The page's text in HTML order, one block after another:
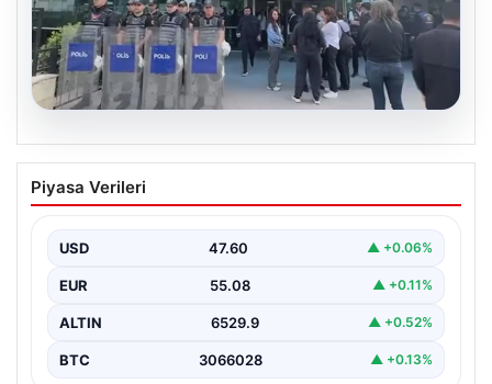
Avcılar Belediyesi’ne operasyon. 12
şüpheli gözaltına alındı
Piyasa Verileri
USD 47.60 ▲ +0.06%
EUR 55.08 ▲ +0.11%
ALTIN 6529.9 ▲ +0.52%
BTC 3066028 ▲ +0.13%